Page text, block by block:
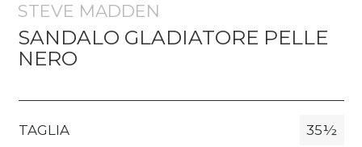
STEVE MADDEN
SANDALO GLADIATORE PELLE
NERO
TAGLIA 35½